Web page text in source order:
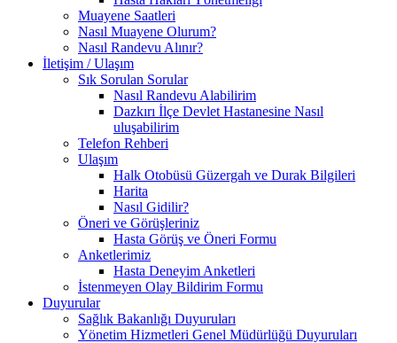
Muayene Saatleri
Nasıl Muayene Olurum?
Nasıl Randevu Alınır?
İletişim / Ulaşım
Sık Sorulan Sorular
Nasıl Randevu Alabilirim
Dazkırı İlçe Devlet Hastanesine Nasıl
uluşabilirim
Telefon Rehberi
Ulaşım
Halk Otobüsü Güzergah ve Durak Bilgileri
Harita
Nasıl Gidilir?
Öneri ve Görüşleriniz
Hasta Görüş ve Öneri Formu
Anketlerimiz
Hasta Deneyim Anketleri
İstenmeyen Olay Bildirim Formu
Duyurular
Sağlık Bakanlığı Duyuruları
Yönetim Hizmetleri Genel Müdürlüğü Duyuruları